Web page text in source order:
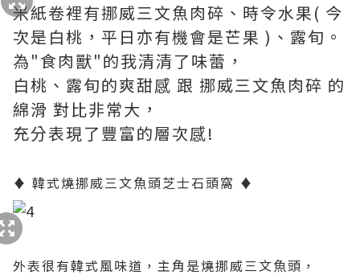
米紙卷裡有挪威三文魚肉碎、時令水果( 今
次是白桃，平日亦有機會是芒果 )、露旬。
為"食肉獸"的我清清了味蕾，
白桃、露旬的爽甜感 跟 挪威三文魚肉碎 的
綿滑 對比非常大，
充分表現了豐富的層次感!
♦ 韓式燒挪威三文魚頭芝士石頭窩 ♦
外表很有韓式風味道，主角是燒挪威三文魚頭，